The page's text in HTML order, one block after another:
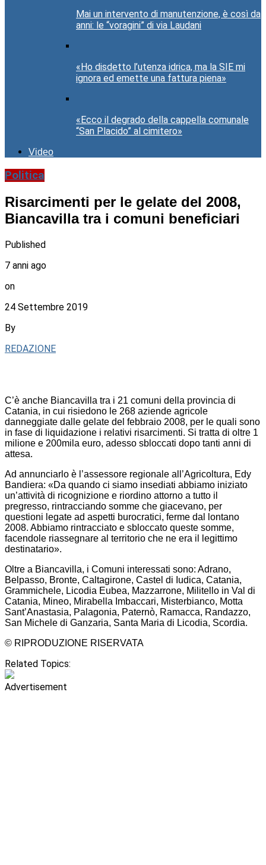
Mai un intervento di manutenzione, è così da
anni: le “voragini” di via Laudani
«Ho disdetto l’utenza idrica, ma la SIE mi
ignora ed emette una fattura piena»
«Ecco il degrado della cappella comunale
“San Placido” al cimitero»
Video
Politica
Risarcimenti per le gelate del 2008,
Biancavilla tra i comuni beneficiari
Published
7 anni ago
on
24 Settembre 2019
By
REDAZIONE
C’è anche Biancavilla tra i 21 comuni della provincia di
Catania, in cui risiedono le 268 aziende agricole
danneggiate dalle gelate del febbraio 2008, per le quali sono
in fase di liquidazione i relativi risarcimenti. Si tratta di oltre 1
milione e 200mila euro, adesso sbloccati dopo tanti anni di
attesa.
Ad annunciarlo è l’assessore regionale all’Agricoltura, Edy
Bandiera: «Da quando ci siamo insediati abbiamo iniziato
un’attività di ricognizione e riordino attorno a tutto il
pregresso, rintracciando somme che giacevano, per
questioni legate ad aspetti burocratici, ferme dal lontano
2008. Abbiamo rintracciato e sbloccato queste somme,
facendole riassegnare al territorio che ne era il legittimo
destinatario».
Oltre a Biancavilla, i Comuni interessati sono: Adrano,
Belpasso, Bronte, Caltagirone, Castel di Iudica, Catania,
Grammichele, Licodia Eubea, Mazzarrone, Militello in Val di
Catania, Mineo, Mirabella Imbaccari, Misterbianco, Motta
Sant’Anastasia, Palagonia, Paternò, Ramacca, Randazzo,
San Michele di Ganzaria, Santa Maria di Licodia, Scordia.
© RIPRODUZIONE RISERVATA
Related Topics:
Advertisement